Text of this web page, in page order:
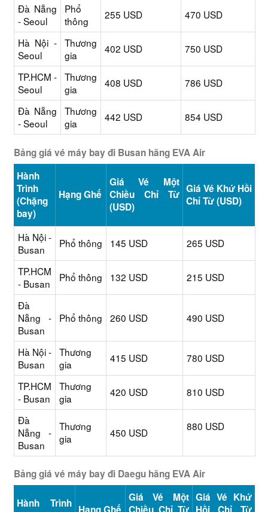
Đà Nẵng
- Seoul
Phổ
thông
255 USD 470 USD
Hà Nội -
Seoul
Thương
gia
402 USD 750 USD
TP.HCM -
Seoul
Thương
gia
408 USD 786 USD
Đà Nẵng
- Seoul
Thương
gia
442 USD 854 USD
Bảng giá vé máy bay đi Busan hãng EVA Air
Hành
Trình
(Chặng
bay)
Hạng Ghế
Giá Vé Một
Chiều Chỉ Từ
(USD)
Giá Vé Khứ Hồi
Chỉ Từ (USD)
Hà Nội -
Busan
Phổ thông 145 USD 265 USD
TP.HCM
- Busan
Phổ thông 132 USD 215 USD
Đà
Nẵng -
Busan
Phổ thông 260 USD 490 USD
Hà Nội -
Busan
Thương
gia
415 USD 780 USD
TP.HCM
- Busan
Thương
gia
420 USD 810 USD
Đà
Nẵng -
Busan
Thương
gia
450 USD 880 USD
Bảng giá vé máy bay đi Daegu hãng EVA Air
Hành Trình
Giá Vé Một Giá Vé Khứ